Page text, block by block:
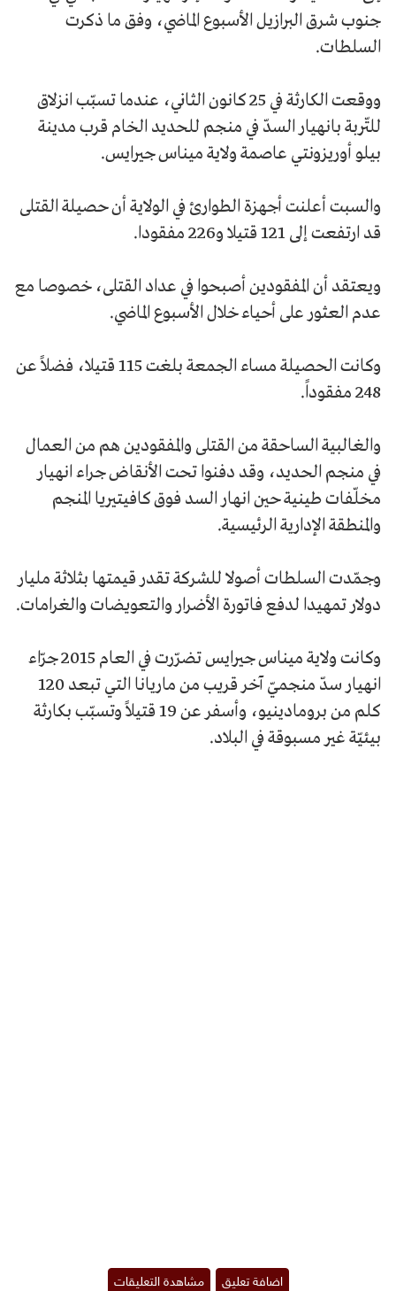
جنوب شرق البرازيل الأسبوع الماضي، وفق ما ذكرت
السلطات.
ووقعت الكارثة في 25 كانون الثاني، عندما تسبّب انزلاق
للتّربة بانهيار السدّ في منجم للحديد الخام قرب مدينة
بيلو أوريزونتي عاصمة ولاية ميناس جيرايس.
والسبت أعلنت أجهزة الطوارئ في الولاية أن حصيلة القتلى
قد ارتفعت إلى 121 قتيلا و226 مفقودا.
ويعتقد أن المفقودين أصبحوا في عداد القتلى، خصوصا مع
عدم العثور على أحياء خلال الأسبوع الماضي.
وكانت الحصيلة مساء الجمعة بلغت 115 قتيلا، فضلاً عن
248 مفقوداً.
والغالبية الساحقة من القتلى والمفقودين هم من العمال
في منجم الحديد، وقد دفنوا تحت الأنقاض جراء انهيار
مخلّفات طينية حين انهار السد فوق كافيتيريا المنجم
والمنطقة الإدارية الرئيسية.
وجمّدت السلطات أصولا للشركة تقدر قيمتها بثلاثة مليار
دولار تمهيدا لدفع فاتورة الأضرار والتعويضات والغرامات.
وكانت ولاية ميناس جيرايس تضرّرت في العام 2015 جرّاء
انهيار سدّ منجميّ آخر قريب من ماريانا التي تبعد 120
كلم من برومادينيو، وأسفر عن 19 قتيلاً وتسبّب بكارثة
بيئيّة غير مسبوقة في البلاد.